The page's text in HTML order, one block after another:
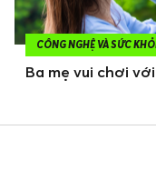
CÔNG NGHỆ VÀ SỨC
Ba mẹ vui chơi